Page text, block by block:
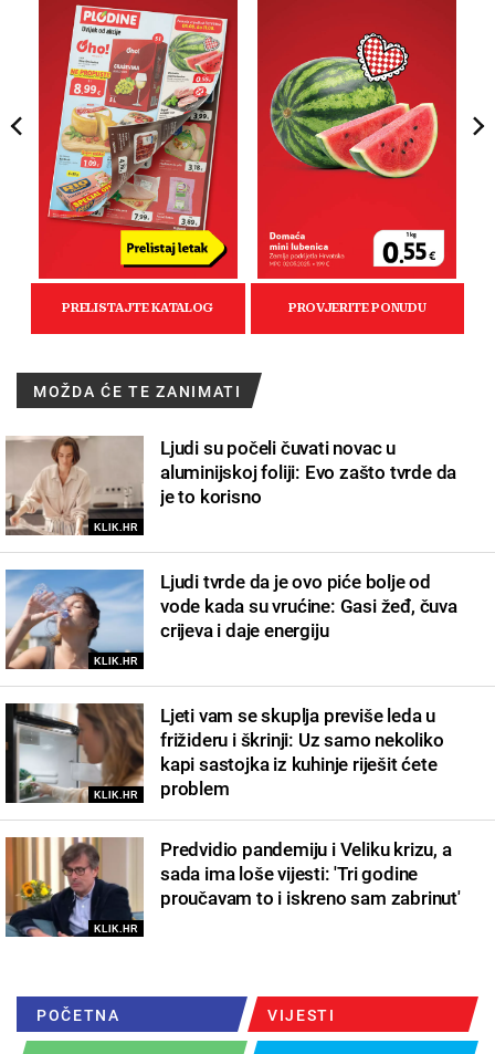
MOŽDA ĆE TE ZANIMATI
KLIK.HR
Ljudi su počeli čuvati novac u
aluminijskoj foliji: Evo zašto tvrde da
je to korisno
KLIK.HR
Ljudi tvrde da je ovo piće bolje od
vode kada su vrućine: Gasi žeđ, čuva
crijeva i daje energiju
KLIK.HR
Ljeti vam se skuplja previše leda u
frižideru i škrinji: Uz samo nekoliko
kapi sastojka iz kuhinje riješit ćete
problem
KLIK.HR
Predvidio pandemiju i Veliku krizu, a
sada ima loše vijesti: 'Tri godine
proučavam to i iskreno sam zabrinut'
POČETNA VIJESTI